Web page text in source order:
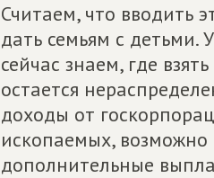
Считаем, что вводить
дать семьям с детьми.
сейчас знаем, где
остается
доходы от
ископаемых, возможно
дополнительные